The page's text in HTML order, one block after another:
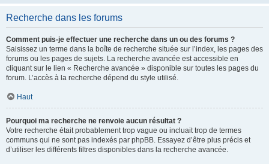
Recherche dans les forums
Comment puis-je effectuer une recherche dans un ou des forums ?
Saisissez un terme dans la boîte de recherche située sur l’index, les pages des
forums ou les pages de sujets. La recherche avancée est accessible en
cliquant sur le lien « Recherche avancée » disponible sur toutes les pages du
forum. L’accès à la recherche dépend du style utilisé.
Haut
Pourquoi ma recherche ne renvoie aucun résultat ?
Votre recherche était probablement trop vague ou incluait trop de termes
communs qui ne sont pas indexés par phpBB. Essayez d’être plus précis et
d’utiliser les différents filtres disponibles dans la recherche avancée.